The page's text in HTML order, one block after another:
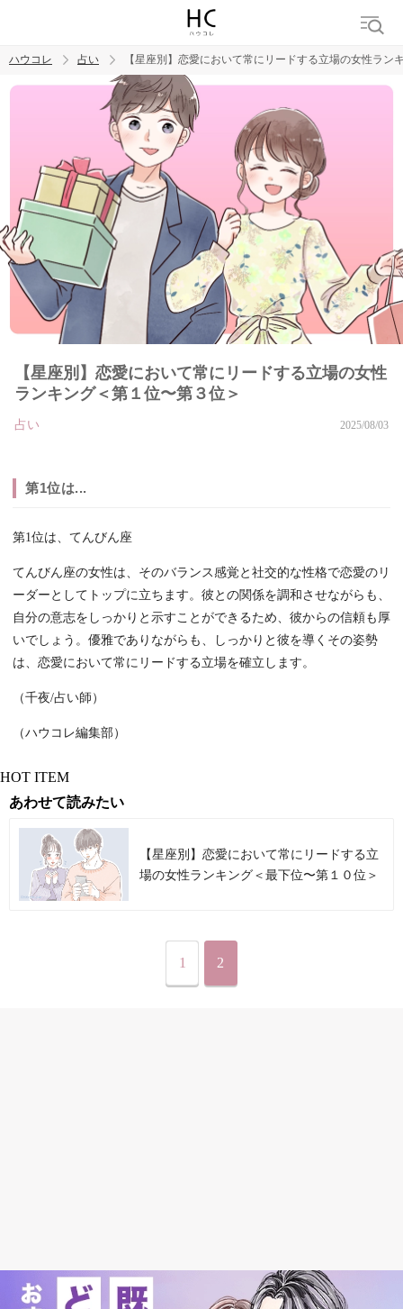
トレンド ワード
ハウコレ 占い 【星座別】恋愛において常にリードする立場の女性ラン
【星座別】恋愛において常にリードする立場の女性
ランキング＜第１位〜第３位＞
占い 2025/08/03
第1位は...
第1位は、てんびん座
てんびん座の女性は、そのバランス感覚と社交的な性格で恋愛のリ
ーダーとしてトップに立ちます。彼との関係を調和させながらも、
自分の意志をしっかりと示すことができるため、彼からの信頼も厚
いでしょう。優雅でありながらも、しっかりと彼を導くその姿勢
は、恋愛において常にリードする立場を確立します。
（千夜/占い師）
（ハウコレ編集部）
HOT ITEM
あわせて読みたい
【星座別】恋愛において常にリードする立
場の女性ランキング＜最下位〜第１０位＞
1 2